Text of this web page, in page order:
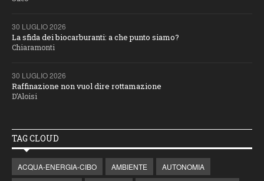
30 LUGLIO 2026
La sfida dei biocarburanti: a che punto siamo?
Chiaramonti
30 LUGLIO 2026
Raffinazione non vuol dire rottamazione
D’Aloisi
TAG CLOUD
ACQUA-ENERGIA-CIBO AMBIENTE
AUTONOMIA